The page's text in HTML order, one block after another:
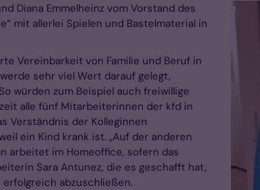
Diana Emmelheinz vom Vorstand des
mit allerlei Spielen und Bastelmaterial in
Vereinbarkeit von Familie und Beruf in
sehr viel Wert darauf gelegt,
würden zum Beispiel auch freiwillige
alle fünf Mitarbeiterinnen der kfd in
Verständnis der Kolleginnen
ein Kind krank ist. „Auf der anderen
arbeitet im Homeoffice, sofern das
Sara Antunez, die es geschafft hat,
abzuschließen.